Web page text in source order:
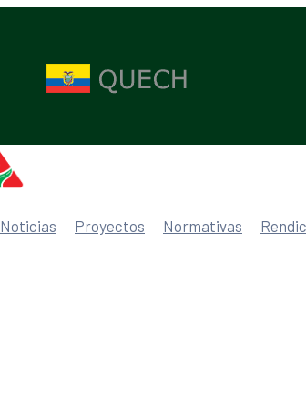
Noticias Proyectos Normativas